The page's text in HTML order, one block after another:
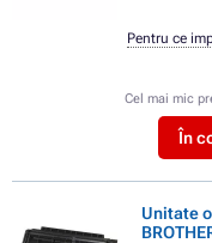
Cel mai mic
În
Pentru ce
Unitate